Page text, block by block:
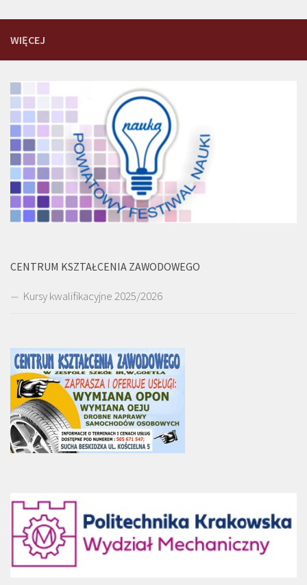
WIĘCEJ
CENTRUM KSZTAŁCENIA ZAWODOWEGO
Kursy kwalifikacyjne 2025/2026